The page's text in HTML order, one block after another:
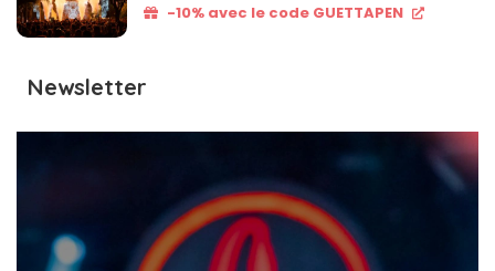
-10% avec le code GUETTAPEN
Newsletter